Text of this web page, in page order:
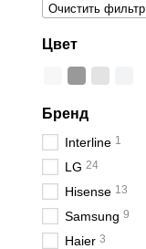
Очистить фильтр
Цвет
Бренд
Interline 1
LG 24
Hisense 13
Samsung 9
Haier 3